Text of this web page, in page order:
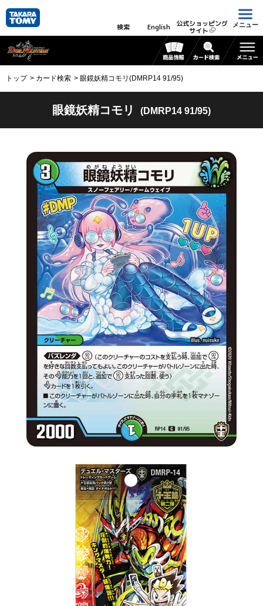
検索 English 公式ショッピング
サイト
メニュー
トップ カード検索 眼鏡妖精コモリ(DMRP14 91/95)
眼鏡妖精コモリ (DMRP14 91/95)